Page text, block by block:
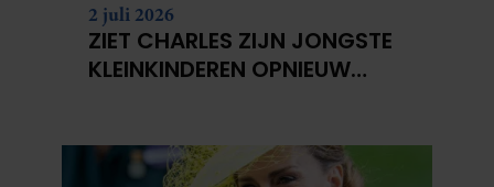
2 juli 2026
ZIET CHARLES ZIJN JONGSTE
KLEINKINDEREN OPNIEUW